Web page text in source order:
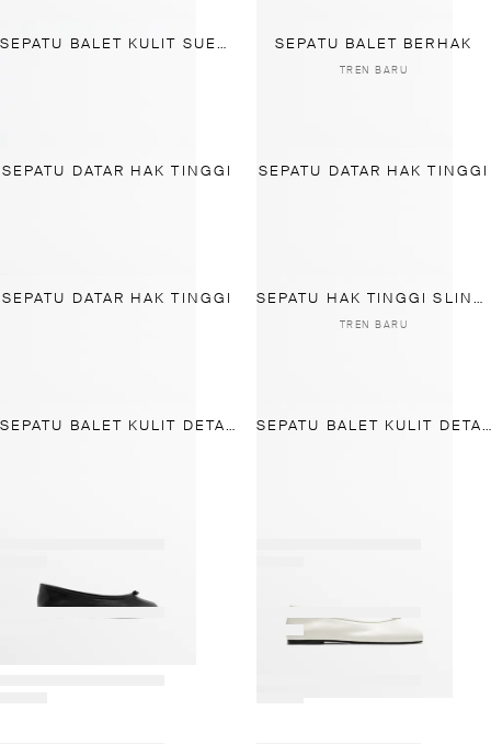
SEPATU BALET KULIT SUEDE TERBELAH SEPATU BALET BERHAK
TREN BARU
SEPATU DATAR HAK TINGGI SEPATU DATAR HAK TINGGI
SEPATU DATAR HAK TINGGI SEPATU HAK TINGGI SLINGBACK
TREN BARU
SEPATU BALET KULIT DETAIL SIMPUL SEPATU BALET KULIT DETAIL SIMPUL